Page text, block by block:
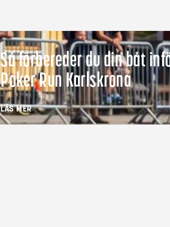
Så förbereder du din båt
Poker Run Karlskrona
LÄS MER